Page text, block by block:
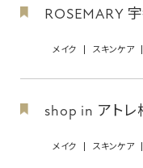
ROSEMARY
メイク スキンケア
shop in アト
メイク スキンケア